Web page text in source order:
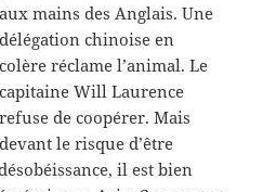
aux mains des Anglais. Une
délégation chinoise en
colère réclame l’animal. Le
capitaine Will Laurence
refuse de coopérer. Mais
devant le risque d’être
il est bien